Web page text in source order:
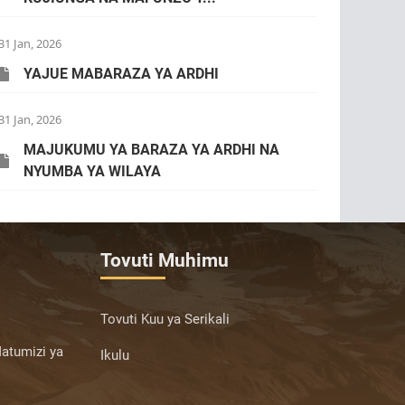
Jan, 2026
YAJUE MABARAZA YA ARDHI
Jan, 2026
MAJUKUMU YA BARAZA YA ARDHI NA
NYUMBA YA WILAYA
ya
Tovuti Muhimu
Tovuti Kuu ya Serikali
Ikulu